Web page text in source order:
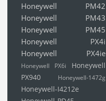
Honeywell PM42
Honeywell PM43
Honeywell PM45
Honeywell PX4i
Honeywell PX4ie
Honeywell PX6i
Honeywell
PX940
Honeywell-1472g
Honeywell-I4212e